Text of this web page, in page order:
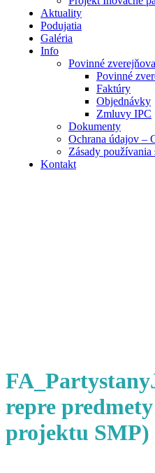
Aktuality
Podujatia
Galéria
Info
Povinné
Povinné
Faktúry
Objednávky
Zmluvy IPC
Dokumenty
Ochrana údajov –
Zásady
Kontakt
repre
projektu SMP)